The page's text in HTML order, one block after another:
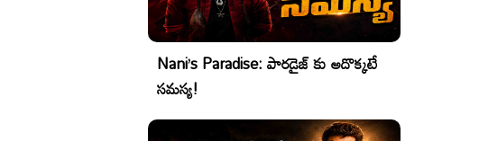
Nani’s Paradise: పారడైజ్ కు అదొక్కటే
సమస్య!